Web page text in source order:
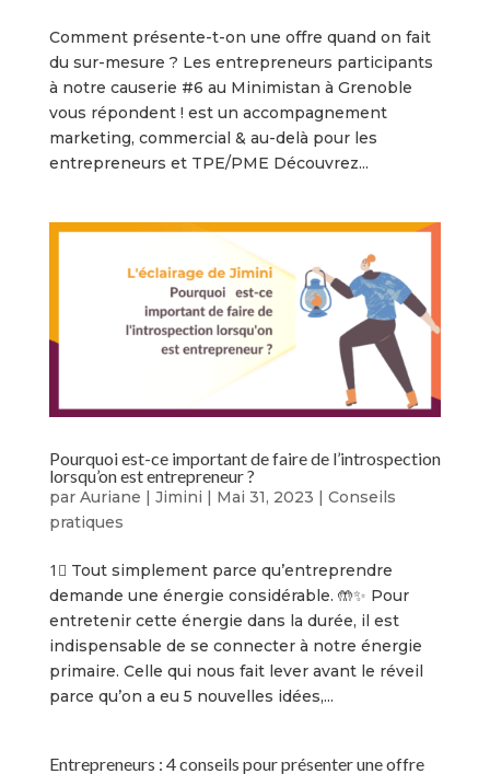
Comment présente-t-on une offre quand on fait
du sur-mesure ? Les entrepreneurs participants
à notre causerie #6 au Minimistan à Grenoble
vous répondent ! est un accompagnement
marketing, commercial & au-delà pour les
entrepreneurs et TPE/PME Découvrez...
Pourquoi est-ce important de faire de l’introspection
lorsqu’on est entrepreneur ?
par Auriane | Jimini | Mai 31, 2023 | Conseils
pratiques
1⃣ Tout simplement parce qu’entreprendre
demande une énergie considérable. 🤲✨ Pour
entretenir cette énergie dans la durée, il est
indispensable de se connecter à notre énergie
primaire. Celle qui nous fait lever avant le réveil
parce qu’on a eu 5 nouvelles idées,...
Entrepreneurs : 4 conseils pour présenter une offre